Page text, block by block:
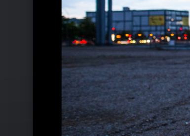
Ähnliche Künstler wie C ARMA